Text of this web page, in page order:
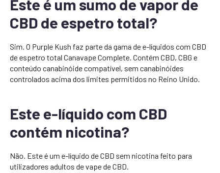
Este é um sumo de vapor de
CBD de espetro total?
Sim. O Purple Kush faz parte da gama de e-líquidos com CBD
de espetro total Canavape Complete. Contém CBD, CBG e
conteúdo canabinóide compatível, sem canabinóides
controlados acima dos limites permitidos no Reino Unido.
Este e-líquido com CBD
contém nicotina?
Não. Este é um e-líquido de CBD sem nicotina feito para
utilizadores adultos de vape de CBD.